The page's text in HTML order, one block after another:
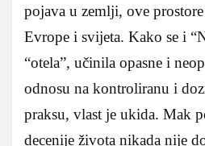
pojava u zemlji, ove
Evrope i svijeta. Kako se i
“otela”, učinila opasne i
odnosu na kontroliranu i
praksu, vlast je ukida. Mak
decenije života nikada nije